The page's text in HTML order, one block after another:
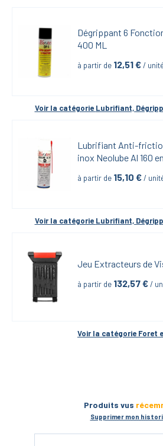
Dégrippant 6
400 ML
à partir de 12,51 € /
Voir la catégorie Lubrifiant,
Lubrifiant Anti-
inox Neolube Al 160
à partir de 15,10 € /
Voir la catégorie Lubrifiant,
Jeu Extracteurs de
à partir de 132,57 € /
Voir la catégorie Foret
Produits vus
Supprimer mon